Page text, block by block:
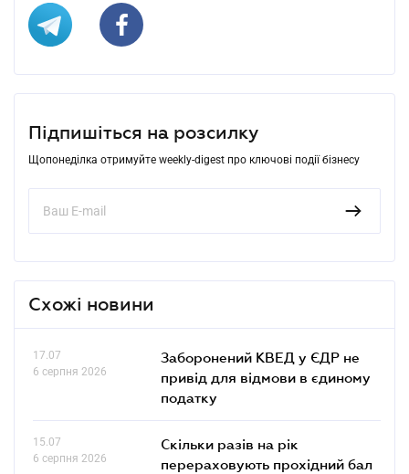
Підпишіться на розсилку
Щопонеділка отримуйте weekly-digest про ключові події бізнесу
Схожі новини
17.07
6 серпня 2026
Заборонений КВЕД у ЄДР не
привід для відмови в єдиному
податку
15.07
6 серпня 2026
Скільки разів на рік
перераховують прохідний бал